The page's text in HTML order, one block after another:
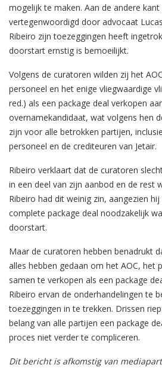
mogelijk te maken. Aan de andere
vertegenwoordigd door advocaat
Ribeiro zijn toezeggingen heeft
doorstart ernstig is bemoeilijkt.
Volgens de curatoren wilden zij het
personeel en het enige vliegwaardige
red.) als een package deal verkopen
overnamekandidaat, wat volgens hen
zijn voor alle betrokken partijen,
personeel en de crediteuren van Jetair.
Ribeiro verklaart dat de curatoren
in een deel van zijn aanbod en de rest
Ribeiro had dit weinig zin, aangezien
complete package deal noodzakelijk
doorstart.
Maar de curatoren hebben benadrukt
alles hebben gedaan om het AOC, het
samen te verkopen als een package
Ribeiro ervan de onderhandelingen te
toezeggingen in te trekken. Drissen
belang van alle partijen een package
proces niet verder te compliceren.
Dit bericht is afkomstig van